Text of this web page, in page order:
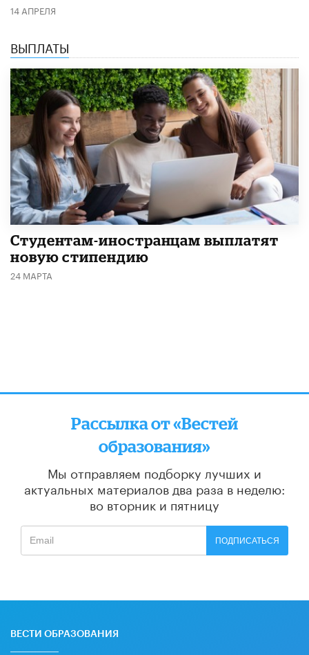
14 АПРЕЛЯ
ВЫПЛАТЫ
Студентам-иностранцам выплатят
новую стипендию
24 МАРТА
Рассылка от «Вестей
образования»
Мы отправляем подборку лучших и
актуальных материалов два раза в неделю:
во вторник и пятницу
ПОДПИСАТЬСЯ
ВЕСТИ ОБРАЗОВАНИЯ